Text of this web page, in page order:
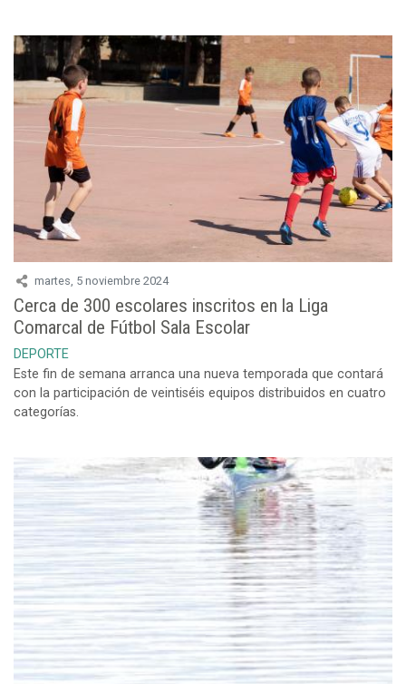
martes, 5 noviembre 2024
Cerca de 300 escolares inscritos en la Liga
Comarcal de Fútbol Sala Escolar
DEPORTE
Este fin de semana arranca una nueva temporada que contará
con la participación de veintiséis equipos distribuidos en cuatro
categorías.